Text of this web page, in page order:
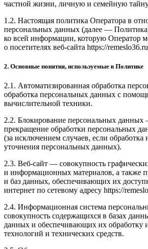
частной жизни, личную и семейную
1.2. Настоящая политика Оператора в
персональных данных (далее —
ко всей информации, которую Оператор
о посетителях веб-сайта https://
2. Основные понятия, используемые в Политике
2.1. Автоматизированная обработка
обработка персональных данных с
вычислительной техники.
2.2. Блокирование персональных
прекращение обработки персональных
(за исключением случаев, если обработка
уточнения персональных данных).
2.3. Веб-сайт — совокупность
и информационных материалов, а также
и баз данных, обеспечивающих их
интернет по сетевому адресу https://
2.4. Информационная система
совокупность содержащихся в базах
данных и обеспечивающих их
технологий и технических средств.